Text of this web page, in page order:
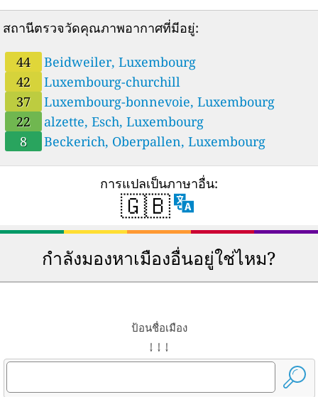
สถานีตรวจวัดคุณภาพอากาศที่มีอยู่:
44
Beidweiler, Luxembourg
42
Luxembourg-churchill
37
Luxembourg-bonnevoie, Luxembourg
22
alzette, Esch, Luxembourg
8
Beckerich, Oberpallen, Luxembourg
การแปลเป็นภาษาอื่น:
🇬🇧
กำลังมองหาเมืองอื่นอยู่ใช่ไหม?
ป้อนชื่อเมือง
↓ ↓ ↓